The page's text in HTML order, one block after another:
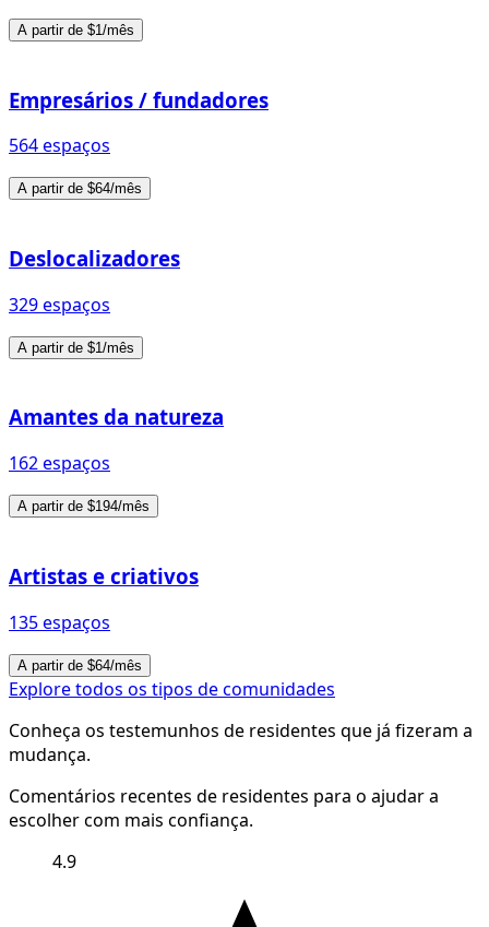
A partir de $1/mês
Empresários / fundadores
564 espaços
A partir de $64/mês
Deslocalizadores
329 espaços
A partir de $1/mês
Amantes da natureza
162 espaços
A partir de $194/mês
Artistas e criativos
135 espaços
A partir de $64/mês
Explore todos os tipos de comunidades
Conheça os testemunhos de residentes que já fizeram a
mudança.
Comentários recentes de residentes para o ajudar a
escolher com mais confiança.
4.9